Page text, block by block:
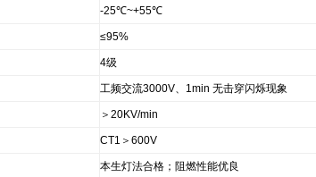
-25℃~+55℃
≤95%
4级
工频交流3000V、1min 无击穿闪烁现象
＞20KV/min
CT1＞600V
本生灯法合格；阻燃性能优良